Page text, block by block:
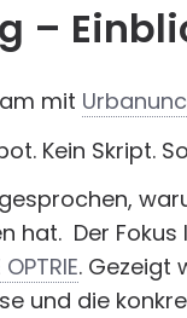
–
mit
Kein Skript.
hat. Der Fokus
OPTRIE. Gezeigt
und die